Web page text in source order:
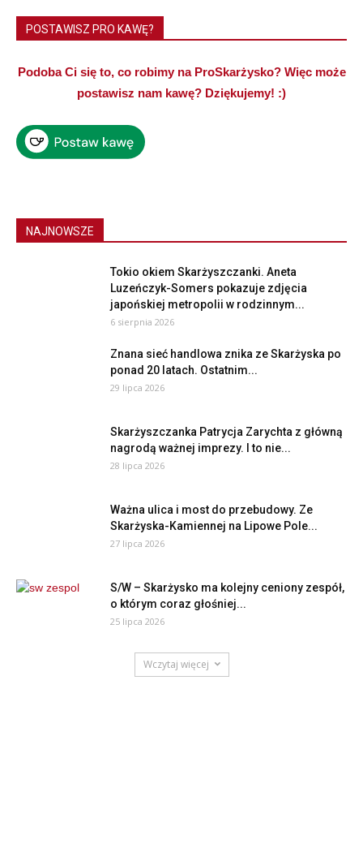
POSTAWISZ PRO KAWĘ?
Podoba Ci się to, co robimy na ProSkarżysko? Więc może
postawisz nam kawę? Dziękujemy! :)
NAJNOWSZE
Tokio okiem Skarżyszczanki. Aneta
Luzeńczyk-Somers pokazuje zdjęcia
japońskiej metropolii w rodzinnym...
6 sierpnia 2026
Znana sieć handlowa znika ze Skarżyska po
ponad 20 latach. Ostatnim...
29 lipca 2026
Skarżyszczanka Patrycja Zarychta z główną
nagrodą ważnej imprezy. I to nie...
28 lipca 2026
Ważna ulica i most do przebudowy. Ze
Skarżyska-Kamiennej na Lipowe Pole...
27 lipca 2026
S/W – Skarżysko ma kolejny ceniony zespół,
o którym coraz głośniej...
25 lipca 2026
Wczytaj więcej